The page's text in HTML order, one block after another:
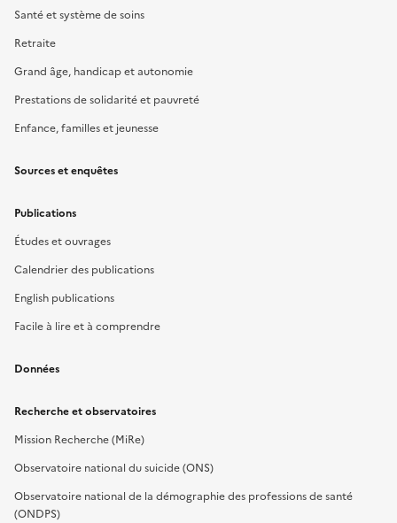
Santé et système de soins
Retraite
Grand âge, handicap et autonomie
Prestations de solidarité et pauvreté
Enfance, familles et jeunesse
Sources et enquêtes
Publications
Études et ouvrages
Calendrier des publications
English publications
Facile à lire et à comprendre
Données
Recherche et observatoires
Mission Recherche (MiRe)
Observatoire national du suicide (ONS)
Observatoire national de la démographie des professions de santé
(ONDPS)